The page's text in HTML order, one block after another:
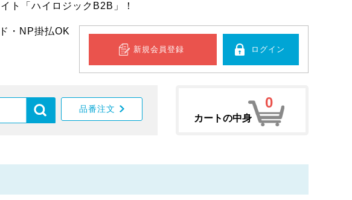
ト「ハイロジックB2B」！
・NP掛払OK
新規会員登録 ログイン
品番注文
カートの中身
0